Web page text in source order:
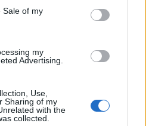
Sale of my
my
Advertising.
Use,
Sharing of my
with the
collected.
να προκύψουν από την
εξέλιξη.
ΣΤΟ GOOGLE
ΕΔΩ